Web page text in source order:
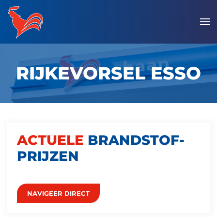
Overslaan
en
naar
inhoud
gaan
RIJKEVORSEL ESSO
ACTUELE BRANDSTOF­
PRIJZEN
NAVIGEER DIRECT